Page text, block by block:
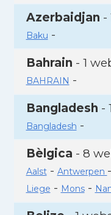
Azerbaidjan -
Baku -
Bahrain - 1
BAHRAIN -
Bangladesh -
Bangladesh -
Bèlgica - 8
Aalst- Antwerpen -
Liege - Mons-